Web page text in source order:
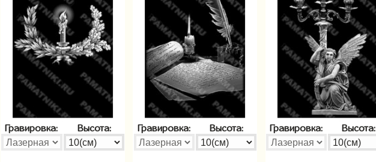
Гравировка: Высота: Гравировка: Высота: Гравировка: Высота: